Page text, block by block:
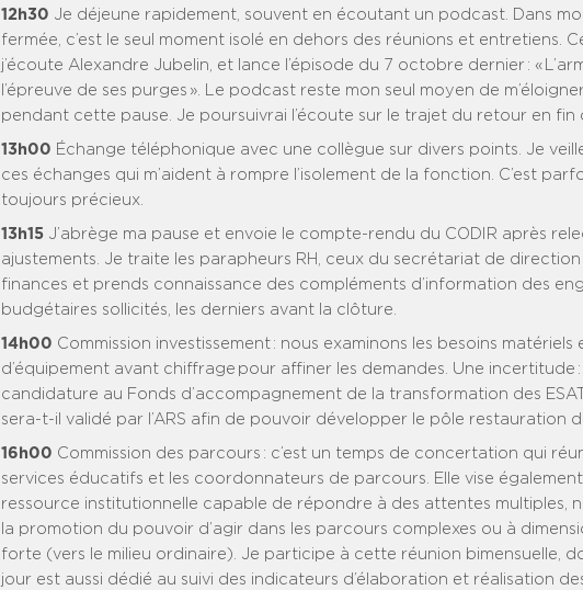
12h30 Je déjeune rapidement, souvent en écoutant un podcast. Dans
fermée, c’est le seul moment isolé en dehors des réunions et entretiens.
j’écoute Alexandre Jubelin, et lance l’épisode du 7 octobre dernier : «
l’épreuve de ses purges ». Le podcast reste mon seul moyen de
pendant cette pause. Je poursuivrai l’écoute sur le trajet du retour en fin
13h00 Échange téléphonique avec une collègue sur divers points. Je
ces échanges qui m’aident à rompre l’isolement de la fonction. C’est
toujours précieux.
13h15 J’abrège ma pause et envoie le compte-rendu du CODIR après
ajustements. Je traite les parapheurs RH, ceux du secrétariat de
finances et prends connaissance des compléments d’information des
budgétaires sollicités, les derniers avant la clôture.
14h00 Commission investissement : nous examinons les besoins matériels
d’équipement avant chiffrage pour affiner les demandes. Une incertitude
candidature au Fonds d’accompagnement de la transformation des ESAT
sera-t-il validé par l’ARS afin de pouvoir développer le pôle restauration de
16h00 Commission des parcours : c’est un temps de concertation qui
services éducatifs et les coordonnateurs de parcours. Elle vise
ressource institutionnelle capable de répondre à des attentes multiples,
la promotion du pouvoir d’agir dans les parcours complexes ou à
forte (vers le milieu ordinaire). Je participe à cette réunion bimensuelle,
jour est aussi dédié au suivi des indicateurs d’élaboration et réalisation